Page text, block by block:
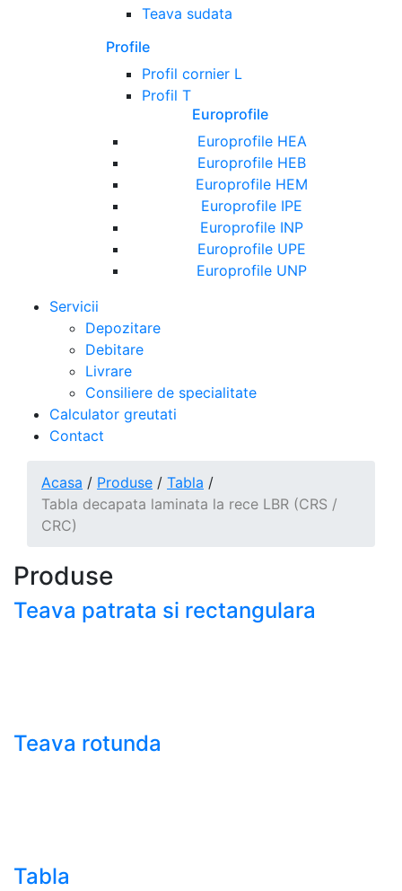
Teava sudata
Profile
Profil cornier L
Profil T
Europrofile
Europrofile HEA
Europrofile HEB
Europrofile HEM
Europrofile IPE
Europrofile INP
Europrofile UPE
Europrofile UNP
Servicii
Depozitare
Debitare
Livrare
Consiliere de specialitate
Calculator greutati
Contact
Acasa / Produse / Tabla /
Tabla decapata laminata la rece LBR (CRS /
CRC)
Produse
Teava patrata si rectangulara
Teava rotunda
Tabla